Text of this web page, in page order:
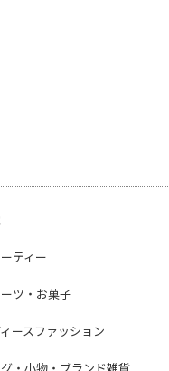
ティー
ツ・お菓子
ースファッション